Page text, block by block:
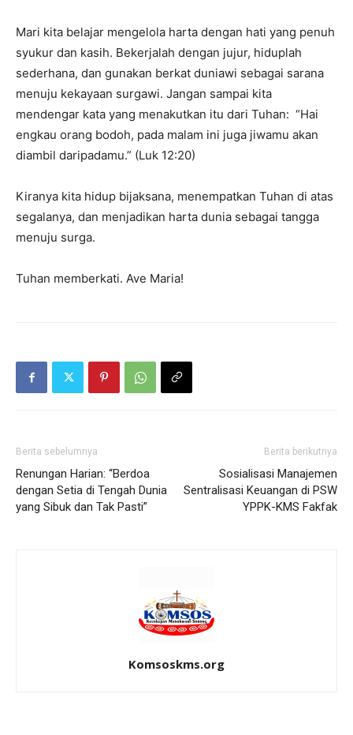
Mari kita belajar mengelola harta dengan hati yang penuh
syukur dan kasih. Bekerjalah dengan jujur, hiduplah
sederhana, dan gunakan berkat duniawi sebagai sarana
menuju kekayaan surgawi. Jangan sampai kita
mendengar kata yang menakutkan itu dari Tuhan: “Hai
engkau orang bodoh, pada malam ini juga jiwamu akan
diambil daripadamu.” (Luk 12:20)
Kiranya kita hidup bijaksana, menempatkan Tuhan di atas
segalanya, dan menjadikan harta dunia sebagai tangga
menuju surga.
Tuhan memberkati. Ave Maria!
Berita sebelumnya
Renungan Harian: “Berdoa
dengan Setia di Tengah Dunia
yang Sibuk dan Tak Pasti”
Berita berikutnya
Sosialisasi Manajemen
Sentralisasi Keuangan di PSW
YPPK-KMS Fakfak
Komsoskms.org